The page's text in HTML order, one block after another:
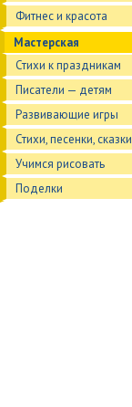
Фитнес и красота
Мастерская
Стихи к праздникам
Писатели — детям
Развивающие игры
Стихи, песенки, сказки
Учимся рисовать
Поделки